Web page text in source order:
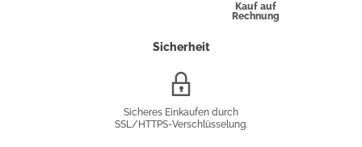
Kauf auf
Rechnung
Sicherheit
Sicheres Einkaufen durch
SSL/HTTPS-Verschlüsselung.